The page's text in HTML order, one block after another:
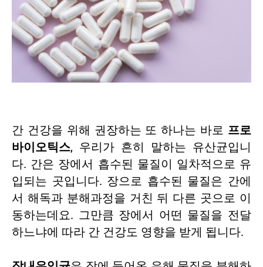
간 건강을 위해 권장하는 또 하나는 바로 프로
바이오틱스, 우리가 흔히 말하는 유산균입니
다. 간은 장에서 흡수된 물질이 일차적으로 유
입되는 곳입니다. 장으로 흡수된 물질은 간에
서 해독과 분해과정을 거친 뒤 다른 곳으로 이
동하는데요. 그만큼 장에서 어떤 물질을 전달
하느냐에 따라 간 건강도 영향을 받게 됩니다.